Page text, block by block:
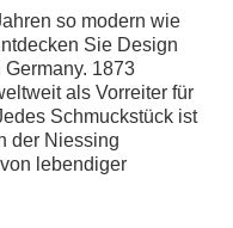
so modern wie
Sie Design
1873
als Vorreiter für
Schmuckstück ist
der Niessing
lebendiger